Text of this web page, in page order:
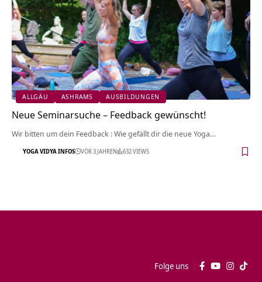
ALLGÄU ASHRAMS AUSBILDUNGEN
Neue Seminarsuche – Feedback gewünscht!
Wir bitten um dein Feedback : Wie gefällt dir die neue Yoga…
YOGA VIDYA INFOS VOR 3 JAHREN 632 VIEWS
Folge uns